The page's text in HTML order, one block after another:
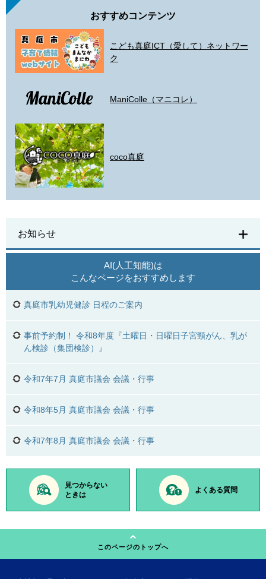
おすすめコンテンツ
こども真庭ICT（愛して）ネットワー
ク
ManiColle（マニコレ）
coco真庭
お知らせ
AI(人工知能)は
こんなページをおすすめします
真庭市乳幼児健診 日程のご案内
事前予約制！ 令和8年度『土曜日・日曜日子宮頸がん、乳が
ん検診（集団検診）』
令和7年7月 真庭市議会 会議・行事
令和8年5月 真庭市議会 会議・行事
令和7年8月 真庭市議会 会議・行事
見つからない
ときは
よくある質問
このページのトップへ